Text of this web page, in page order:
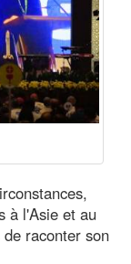
à l'Asie et au
raconter son